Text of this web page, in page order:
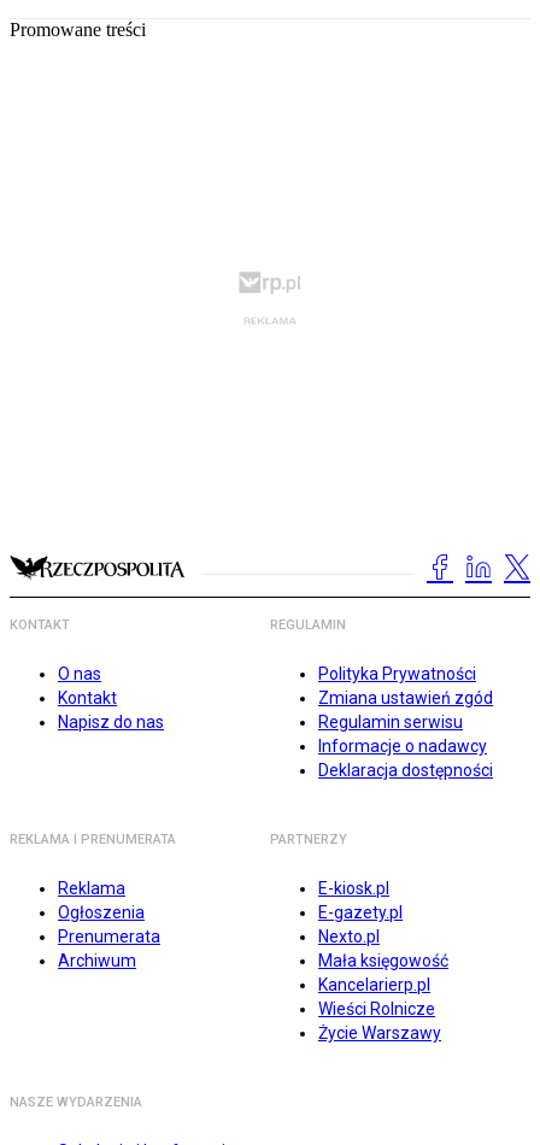
Promowane treści
KONTAKT
O nas
Kontakt
Napisz do nas
REGULAMIN
Polityka Prywatności
Zmiana ustawień zgód
Regulamin serwisu
Informacje o nadawcy
Deklaracja dostępności
REKLAMA I PRENUMERATA
Reklama
Ogłoszenia
Prenumerata
Archiwum
PARTNERZY
E-kiosk.pl
E-gazety.pl
Nexto.pl
Mała księgowość
Kancelarierp.pl
Wieści Rolnicze
Życie Warszawy
NASZE WYDARZENIA